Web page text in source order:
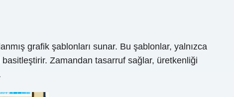
grafik şablonları sunar. Bu şablonlar, yalnızca
Zamandan tasarruf sağlar, üretkenliği